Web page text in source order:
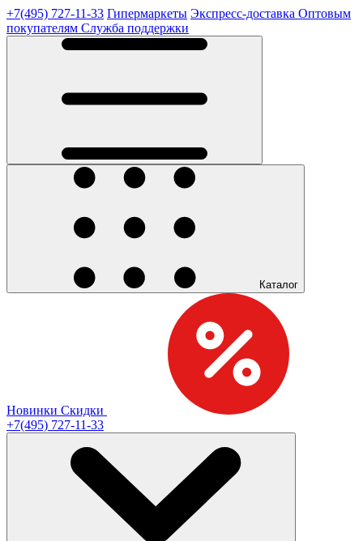
+7(495) 727-11-33 Гипермаркеты Экспресс-доставка Оптовым
покупателям Служба поддержки
Каталог
Новинки Скидки
+7(495) 727-11-33